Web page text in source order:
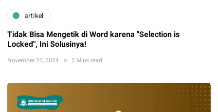
artikel
Tidak Bisa Mengetik di Word karena "Selection is
Locked", Ini Solusinya!
November 20, 2024 2 Mins read